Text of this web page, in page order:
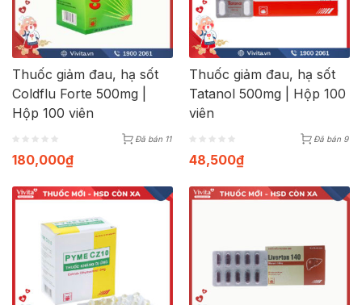
Thuốc giảm đau, hạ sốt
Coldflu Forte 500mg |
Hộp 100 viên
Đã bán 11
180,000₫
Thuốc giảm đau, hạ sốt
Tatanol 500mg | Hộp 100
viên
Đã bán 9
48,500₫